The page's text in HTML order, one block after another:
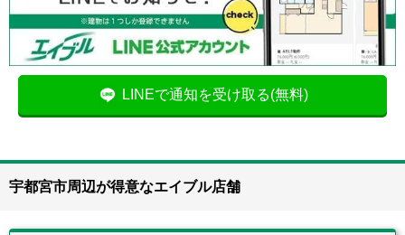
LINEで通知を受け取る(無料)
宇都宮市周辺が得意なエイブル店舗